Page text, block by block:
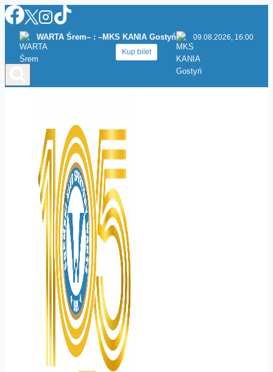
Przejdź
do
treści
WARTA Śrem– : –MKS KANIA Gostyń
09.08.2026, 16:00
Kup bilet